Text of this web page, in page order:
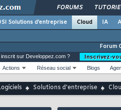
FORUMS
Solutions d'entreprise Cloud IA
Forum
sur Developpez.com ?
Inscrivez-
Actions Réseau social Blogs
Solutions d'entreprise